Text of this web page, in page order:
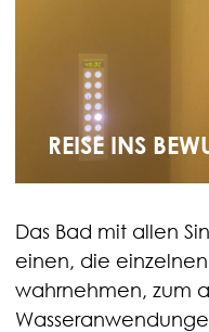
REISE INS
Das Bad mit allen
einen, die
wahrnehmen, zum